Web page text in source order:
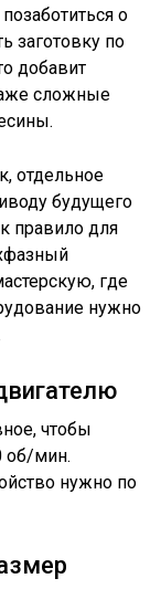
о
заготовку по
добавит
сложные
отдельное
будущего
правило для
где
нужно
чтобы
об/мин.
нужно по